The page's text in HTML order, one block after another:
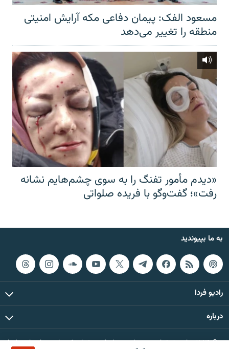
مسعود الفک: پیمان دفاعی مکه آرایش امنیتی
منطقه را تغییر می‌دهد
«دیدم مأمور تفنگ را به سوی چشم‌هایم نشانه
رفت»؛ گفت‌و‌گو با فریده صلواتی
به ما بپیوندید
رادیو فردا
درباره
© ۲۰۲۶ تمام حقوق این وب‌سایت، بر اساس مقررات کپی‌رایت، برای رادیو فردا